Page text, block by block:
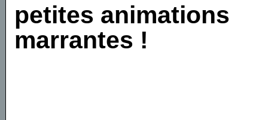
petites animations
marrantes !